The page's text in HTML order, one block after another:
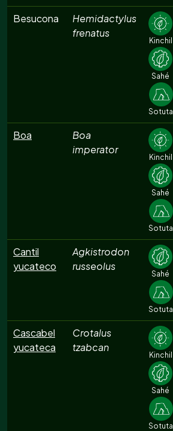
Besucona
Hemidactylus
frenatus
Kinchil
Sahé
Sotuta
Boa
Boa
imperator
Kinchil
Sahé
Sotuta
Cantil
yucateco
Agkistrodon
russeolus
Sahé
Sotuta
Cascabel
yucateca
Crotalus
tzabcan
Kinchil
Sahé
Sotuta